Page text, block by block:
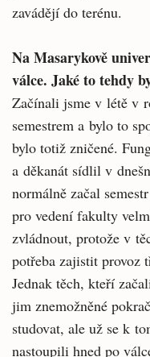
zavádějí do terénu.
Na Masarykově
válce. Jaké to tehdy
Začínali jsme v létě v
semestrem a bylo to
bylo totiž zničené.
a děkanát sídlil v
normálně začal
pro vedení fakulty
zvládnout, protože v
potřeba zajistit provoz
Jednak těch, kteří
jim znemožněné
studovat, ale už se k
nastoupili hned po